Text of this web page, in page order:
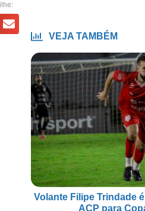
VEJA TAMBÉM
Volante Filipe Trindade
ACP para